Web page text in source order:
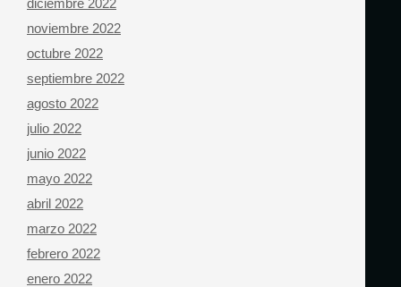
diciembre 2022
noviembre 2022
octubre 2022
septiembre 2022
agosto 2022
julio 2022
junio 2022
mayo 2022
abril 2022
marzo 2022
febrero 2022
enero 2022